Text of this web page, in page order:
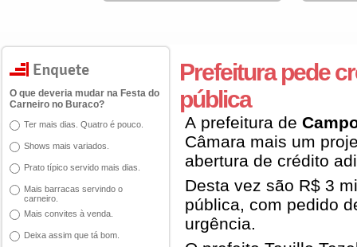
O que deveria mudar na Festa do
Carneiro no Buraco?
Ter mais dias. Quatro é pouco.
Shows mais variados.
Prato típico servido mais dias.
Mais barracas servindo o
carneiro.
Mais convites à venda.
Deixa assim que tá bom.
Prefeitura pede
pública
A prefeitura de
Câmara mais um
abertura de crédito
Desta vez são R$ 3
pública, com pedido
urgência.